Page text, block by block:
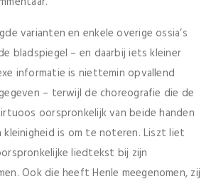
varianten en enkele overige ossia’s
bladspiegel – en daarbij iets kleiner
informatie is niettemin opvallend
– terwijl de choreografie die de
oorspronkelijk van beide handen
is om te noteren. Liszt liet
liedtekst bij zijn
Ook die heeft Henle meegenomen, zij